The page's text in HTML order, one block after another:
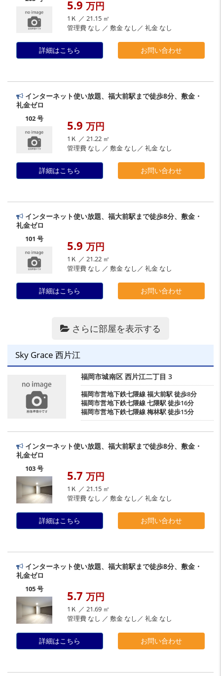
5.9 万円
1Ｋ ／ 21.15 ㎡
管理費 なし ／ 敷金 なし／ 礼金 なし
詳細はこちら お問い合わせ
インターネット使い放題、福大前駅まで徒歩8分、敷金・
礼金ゼロ
102 号 5.9 万円
1Ｋ ／ 21.22 ㎡
管理費 なし ／ 敷金 なし／ 礼金 なし
詳細はこちら お問い合わせ
インターネット使い放題、福大前駅まで徒歩8分、敷金・
礼金ゼロ
101 号 5.9 万円
1Ｋ ／ 21.22 ㎡
管理費 なし ／ 敷金 なし／ 礼金 なし
詳細はこちら お問い合わせ
さらに部屋を表示する
Sky Grace 西片江
福岡市城南区 西片江二丁目 3
福岡市営地下鉄七隈線福大前駅徒歩8分
福岡市営地下鉄七隈線七隈駅徒歩16分
福岡市営地下鉄七隈線梅林駅徒歩15分
インターネット使い放題、福大前駅まで徒歩8分、敷金・
礼金ゼロ
103 号 5.7 万円
1Ｋ ／ 21.15 ㎡
管理費 なし ／ 敷金 なし／ 礼金 なし
詳細はこちら お問い合わせ
インターネット使い放題、福大前駅まで徒歩8分、敷金・
礼金ゼロ
105 号 5.7 万円
1Ｋ ／ 21.69 ㎡
管理費 なし ／ 敷金 なし／ 礼金 なし
詳細はこちら お問い合わせ